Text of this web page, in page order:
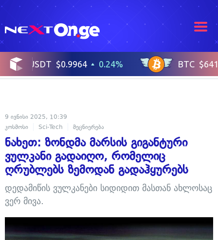
9 ივნისი 2025, 10:39
კოსმოსი
Sci-Tech მეცნიერება
ნახეთ: ზონდმა მარსის გიგანტური
ვულკანი გადაიღო, რომელიც
ღრუბლებს ზემოდან გადაჰყურებს
დედამიწის ვულკანები სიდიდით მასთან ახლოსაც
ვერ მივა.